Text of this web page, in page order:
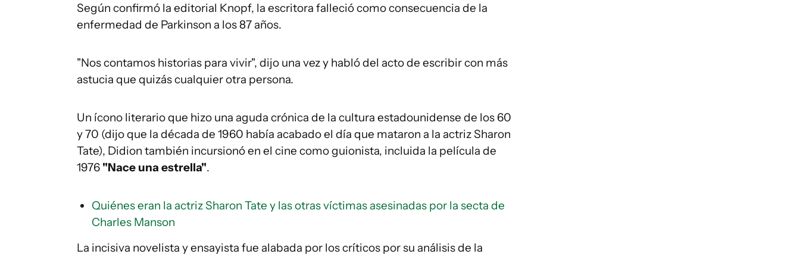
Según confirmó la editorial Knopf, la escritora falleció como consecuencia de la
enfermedad de Parkinson a los 87 años.
"Nos contamos historias para vivir", dijo una vez y habló del acto de escribir con más
astucia que quizás cualquier otra persona.
Un ícono literario que hizo una aguda crónica de la cultura estadounidense de los 60
y 70 (dijo que la década de 1960 había acabado el día que mataron a la actriz Sharon
Tate), Didion también incursionó en el cine como guionista, incluida la película de
1976 "Nace una estrella".
Quiénes eran la actriz Sharon Tate y las otras víctimas asesinadas por la secta de
Charles Manson
La incisiva novelista y ensayista fue alabada por los críticos por su análisis de la